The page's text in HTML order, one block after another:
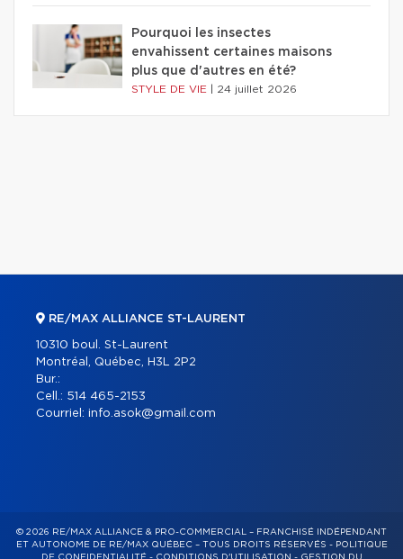
Pourquoi les insectes
envahissent certaines maisons
plus que d'autres en été?
STYLE DE VIE 24 juillet 2026
RE/MAX ALLIANCE ST-LAURENT
10310 boul. St-Laurent
Montréal, Québec, H3L 2P2
Bur.:
Cell.: 514 465-2153
Courriel: info.asok@gmail.com
© 2026 RE/MAX ALLIANCE & PRO-COMMERCIAL – FRANCHISÉ INDÉPENDANT
ET AUTONOME DE RE/MAX QUÉBEC – TOUS DROITS RÉSERVÉS - POLITIQUE
DE CONFIDENTIALITÉ- CONDITIONS D'UTILISATION - GESTION DU